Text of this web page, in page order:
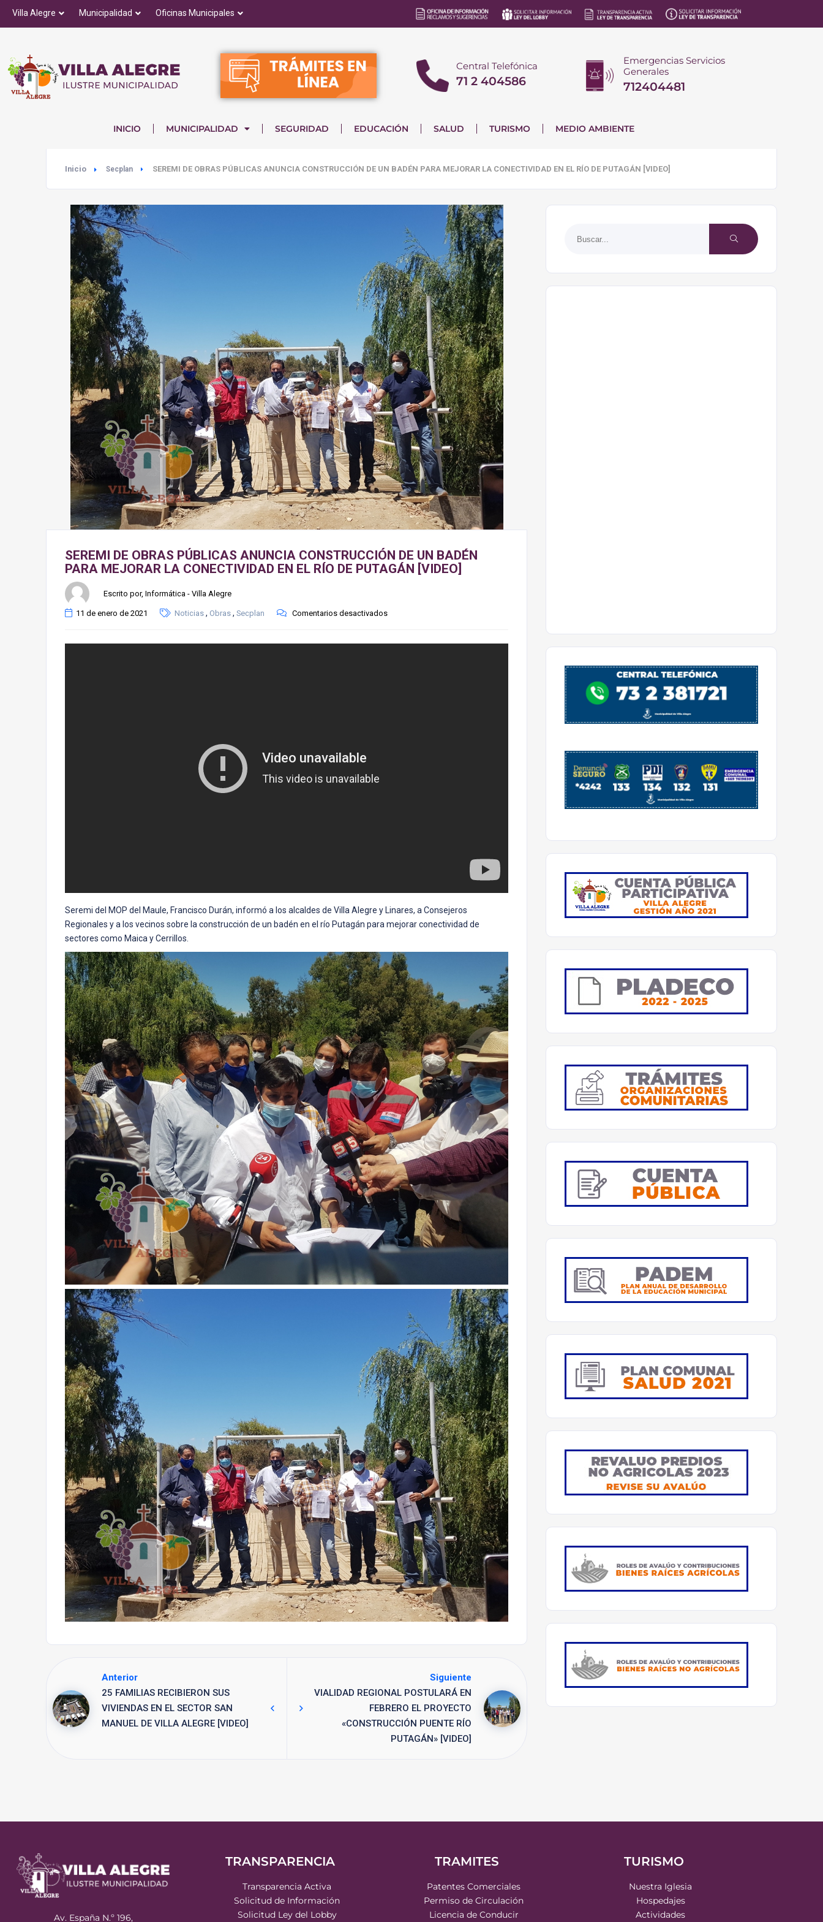
Villa Alegre Municipalidad Oficinas Municipales
Central Telefónica
71 2 404586
Emergencias Servicios
Generales
712404481
INICIO MUNICIPALIDAD SEGURIDAD EDUCACIÓN SALUD TURISMO MEDIO AMBIENTE
Inicio Secplan SEREMI DE OBRAS PÚBLICAS ANUNCIA CONSTRUCCIÓN DE UN BADÉN PARA MEJORAR LA CONECTIVIDAD EN EL RÍO DE PUTAGÁN [VIDEO]
SEREMI DE OBRAS PÚBLICAS ANUNCIA CONSTRUCCIÓN DE UN BADÉN
PARA MEJORAR LA CONECTIVIDAD EN EL RÍO DE PUTAGÁN [VIDEO]
Escrito por, Informática - Villa Alegre
11 de enero de 2021 Noticias , Obras , Secplan Comentarios desactivados
Seremi del MOP del Maule, Francisco Durán, informó a los alcaldes de Villa Alegre y Linares, a Consejeros
Regionales y a los vecinos sobre la construcción de un badén en el río Putagán para mejorar conectividad de
sectores como Maica y Cerrillos.
Anterior
25 FAMILIAS RECIBIERON SUS
VIVIENDAS EN EL SECTOR SAN
MANUEL DE VILLA ALEGRE [VIDEO]
Siguiente
VIALIDAD REGIONAL POSTULARÁ EN
FEBRERO EL PROYECTO
«CONSTRUCCIÓN PUENTE RÍO
PUTAGÁN» [VIDEO]
Av. España N.º 196,
TRANSPARENCIA
Transparencia Activa
Solicitud de Información
Solicitud Ley del Lobby
TRAMITES
Patentes Comerciales
Permiso de Circulación
Licencia de Conducir
TURISMO
Nuestra Iglesia
Hospedajes
Actividades